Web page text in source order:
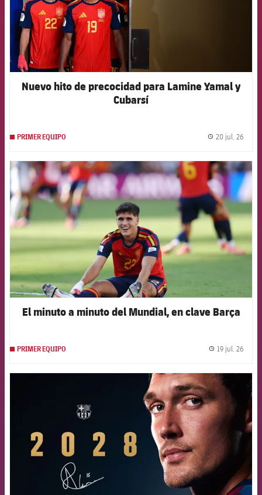
Nuevo hito de precocidad para Lamine Yamal y
Cubarsí
PRIMER EQUIPO 20 jul. 26
FCB Barcelona badge
El minuto a minuto del Mundial, en clave Barça
PRIMER EQUIPO 19 jul. 26
FCB Barcelona badge